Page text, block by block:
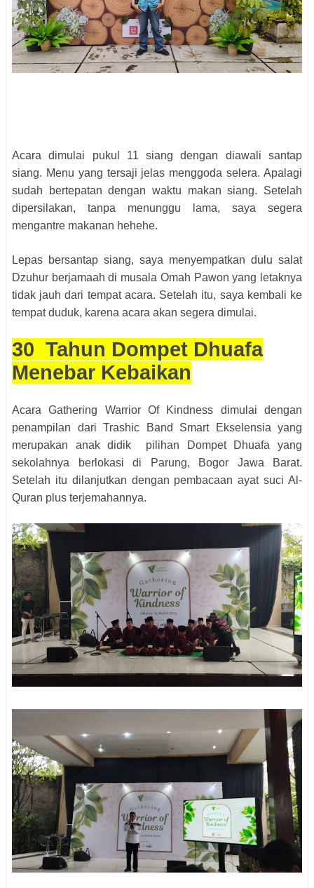
Acara dimulai pukul 11 siang dengan diawali santap
siang. Menu yang tersaji jelas menggoda selera. Apalagi
sudah bertepatan dengan waktu makan siang. Setelah
dipersilakan, tanpa menunggu lama, saya segera
mengantre makanan hehehe.
Lepas bersantap siang, saya menyempatkan dulu salat
Dzuhur berjamaah di musala Omah Pawon yang letaknya
tidak jauh dari tempat acara. Setelah itu, saya kembali ke
tempat duduk, karena acara akan segera dimulai.
30 Tahun Dompet Dhuafa
Menebar Kebaikan
Acara Gathering Warrior Of Kindness dimulai dengan
penampilan dari Trashic Band Smart Ekselensia yang
merupakan anak didik pilihan Dompet Dhuafa yang
sekolahnya berlokasi di Parung, Bogor Jawa Barat.
Setelah itu dilanjutkan dengan pembacaan ayat suci Al-
Quran plus terjemahannya.